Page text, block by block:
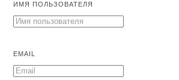
ИМЯ ПОЛЬЗОВАТЕЛЯ
EMAIL